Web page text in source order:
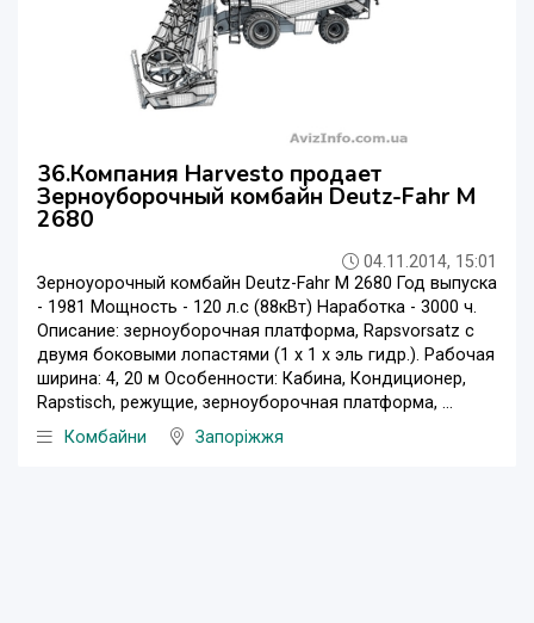
36.Компания Harvesto продает
Зерноуборочный комбайн Deutz-Fahr M
2680
04.11.2014, 15:01
Зерноуорочный комбайн Deutz-Fahr M 2680 Год выпуска
- 1981 Мощность - 120 л.с (88кВт) Наработка - 3000 ч.
Описание: зерноуборочная платформа, Rapsvorsatz с
двумя боковыми лопастями (1 х 1 х эль гидр.). Рабочая
ширина: 4, 20 м Особенности: Кабина, Кондиционер,
Rapstisch, режущие, зерноуборочная платформа, ...
Комбайни
Запоріжжя